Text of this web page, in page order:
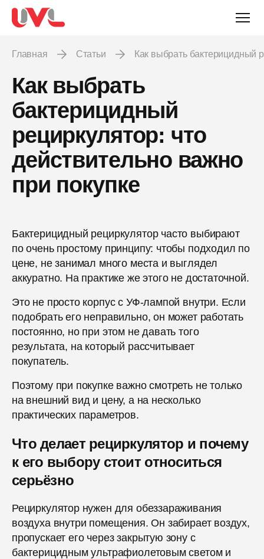
Главная Статьи Как выбрать бактерицидный
Как выбрать
бактерицидный
рециркулятор: что
действительно важно
при покупке
Бактерицидный рециркулятор часто выбирают
по очень простому принципу: чтобы подходил по
цене, не занимал много места и выглядел
аккуратно. На практике же этого не достаточной.
Это не просто корпус с УФ-лампой внутри. Если
подобрать его неправильно, он может работать
постоянно, но при этом не давать того
результата, на который рассчитывает
покупатель.
Поэтому при покупке важно смотреть не только
на внешний вид и цену, а на несколько
практических параметров.
Что делает рециркулятор и почему
к его выбору стоит относиться
серьёзно
Рециркулятор нужен для обеззараживания
воздуха внутри помещения. Он забирает воздух,
пропускает его через закрытую зону с
бактерицидным ультрафиолетовым светом и